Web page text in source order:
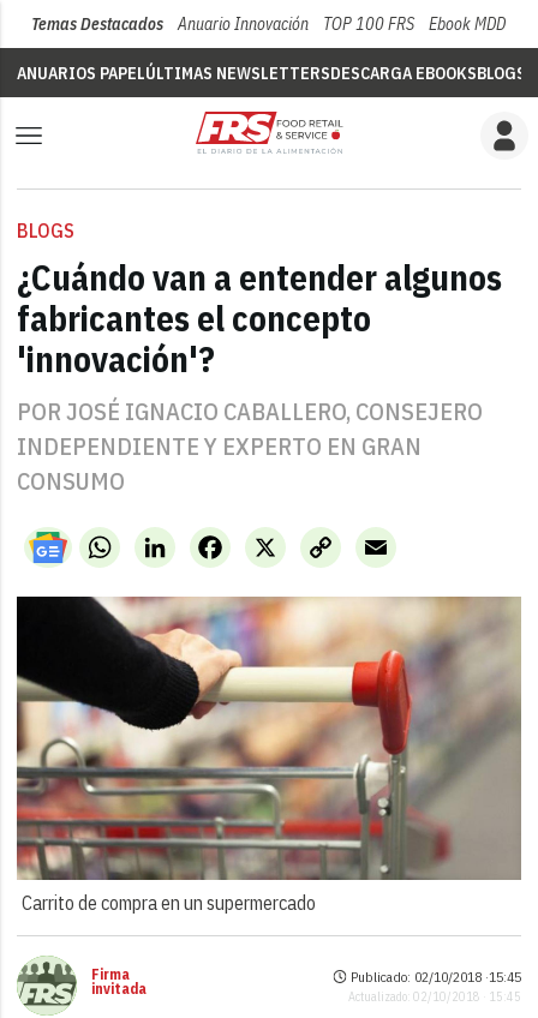
Temas Destacados Anuario Innovación TOP 100 FRS Ebook MDD
ANUARIOS PAPELÚLTIMAS NEWSLETTERSDESCARGA EBOOKSBLOGS
BLOGS
¿Cuándo van a entender algunos
fabricantes el concepto
'innovación'?
POR JOSÉ IGNACIO CABALLERO, CONSEJERO
INDEPENDIENTE Y EXPERTO EN GRAN
CONSUMO
WhatsAppLinkedIn X
Facebook
Copy
Link
Email
Carrito de compra en un supermercado
Firma
invitada
Publicado: 02/10/2018 ·15:45
Actualizado: 02/10/2018 · 15:45